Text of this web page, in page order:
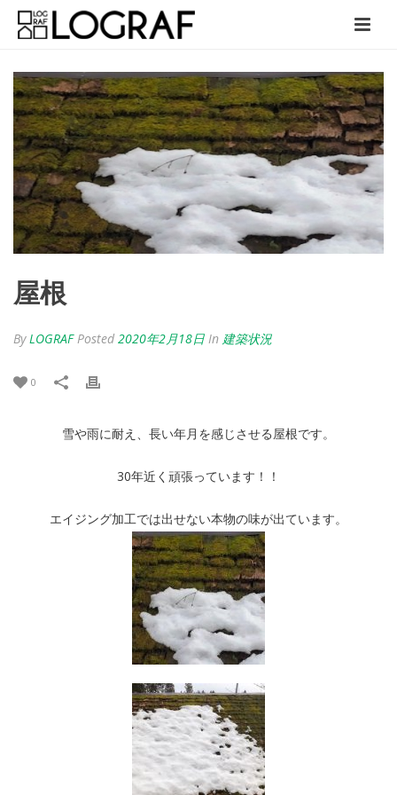
屋根
ByLOGRAF Posted 2020年2月18日 In 建築状況
0
雪や雨に耐え、長い年月を感じさせる屋根です。
30年近く頑張っています！！
エイジング加工では出せない本物の味が出ています。